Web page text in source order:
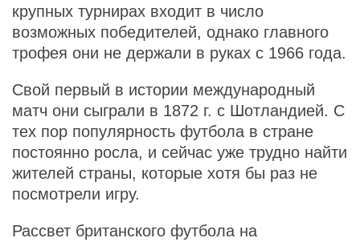
крупных турнирах входит в число
возможных победителей, однако главного
трофея они не держали в руках с 1966 года.
Свой первый в истории международный
матч они сыграли в 1872 г. с Шотландией. С
тех пор популярность футбола в стране
постоянно росла, и сейчас уже трудно найти
жителей страны, которые хотя бы раз не
посмотрели игру.
Рассвет британского футбола на